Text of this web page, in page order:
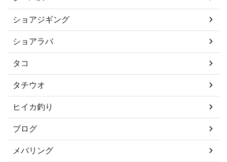
ショアジギング
ショアラバ
タコ
タチウオ
ヒイカ釣り
ブログ
メバリング